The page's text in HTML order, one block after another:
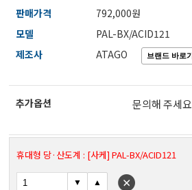
자저울/점도계/핀홀탐지기
미경/확대경
판매가격
792,000원
모델
PAL-BX/ACID121
제조사
ATAGO
추가옵션 문의해 주세요
휴대형 당·산도계 : [사케] PAL-BX/ACID121